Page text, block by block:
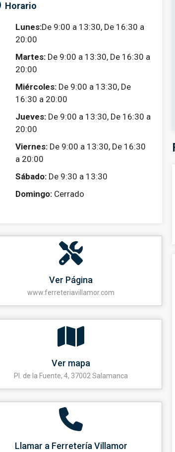
Horario
Lunes:De 9:00 a 13:30, De 16:30 a
20:00
Martes: De 9:00 a 13:30, De 16:30 a
20:00
Miércoles: De 9:00 a 13:30, De
16:30 a 20:00
Jueves: De 9:00 a 13:30, De 16:30 a
20:00
Viernes: De 9:00 a 13:30, De 16:30
a 20:00
Sábado: De 9:30 a 13:30
Domingo: Cerrado
Ver Página
www.ferreteriavillamor.com
Ver mapa
Pl. de la Fuente, 4, 37002 Salamanca
Llamar a Ferretería Villamor